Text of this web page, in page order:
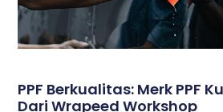
PPF Berkualitas: Merk PPF
Dari Wrapeed Workshop